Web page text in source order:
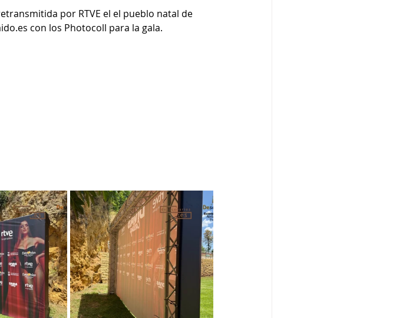
por RTVE el el pueblo natal de
con los Photocoll para la gala.